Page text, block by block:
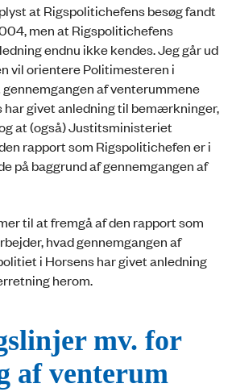
at Rigspolitichefens besøg fandt
men at Rigspolitichefens
endnu ikke kendes. Jeg går ud
vil orientere Politimesteren i
af venterummene
har givet anledning til bemærkninger,
at (også) Justitsministeriet
rapport som Rigspolitichefen er i
på baggrund af gennemgangen af
til at fremgå af den rapport som
hvad gennemgangen af
i Horsens har givet anledning
herom.
mv. for
af venterum